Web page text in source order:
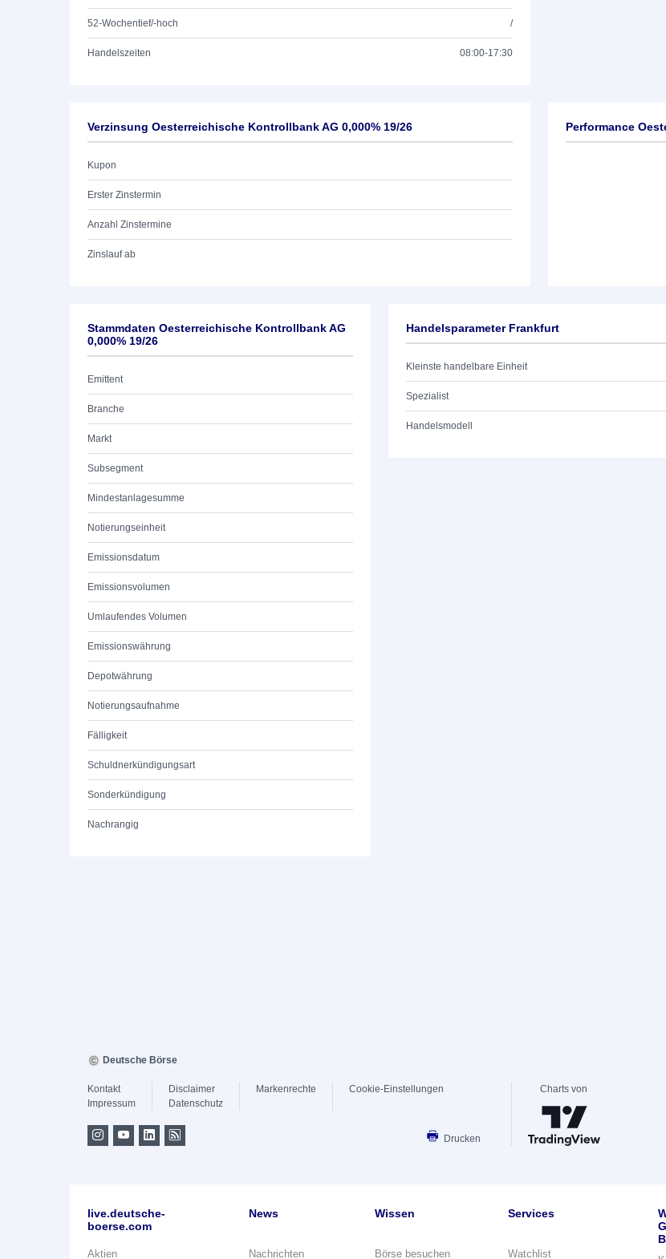
52-Wochentief/-hoch /
Handelszeiten 08:00-17:30
Verzinsung Oesterreichische Kontrollbank AG 0,000% 19/26
Kupon
Erster Zinstermin
Anzahl Zinstermine
Zinslauf ab
Performance
Stammdaten Oesterreichische Kontrollbank AG
0,000% 19/26
Emittent
Branche
Markt
Subsegment
Mindestanlagesumme
Notierungseinheit
Emissionsdatum
Emissionsvolumen
Umlaufendes Volumen
Emissionswährung
Depotwährung
Notierungsaufnahme
Fälligkeit
Schuldnerkündigungsart
Sonderkündigung
Nachrangig
Handelsparameter Frankfurt
Kleinste handelbare Einheit
Spezialist
Handelsmodell
Deutsche Börse
Kontakt
Impressum
Disclaimer
Datenschutz
Markenrechte Cookie-Einstellungen
Drucken
Charts von
live.deutsche-
boerse.com
Aktien
News
Nachrichten
Wissen
Börse besuchen
Services
Watchlist